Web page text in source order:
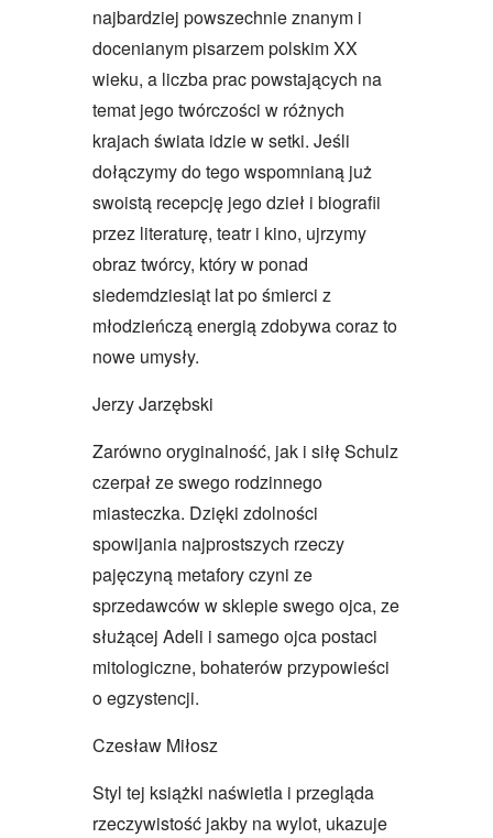
najbardziej powszechnie znanym i
docenianym pisarzem polskim XX
wieku, a liczba prac powstających na
temat jego twórczości w różnych
krajach świata idzie w setki. Jeśli
dołączymy do tego wspomnianą już
swoistą recepcję jego dzieł i biografii
przez literaturę, teatr i kino, ujrzymy
obraz twórcy, który w ponad
siedemdziesiąt lat po śmierci z
młodzieńczą energią zdobywa coraz to
nowe umysły.
Jerzy Jarzębski
Zarówno oryginalność, jak i siłę Schulz
czerpał ze swego rodzinnego
miasteczka. Dzięki zdolności
spowijania najprostszych rzeczy
pajęczyną metafory czyni ze
sprzedawców w sklepie swego ojca, ze
służącej Adeli i samego ojca postaci
mitologiczne, bohaterów przypowieści
o egzystencji.
Czesław Miłosz
Styl tej książki naświetla i przegląda
rzeczywistość jakby na wylot, ukazuje